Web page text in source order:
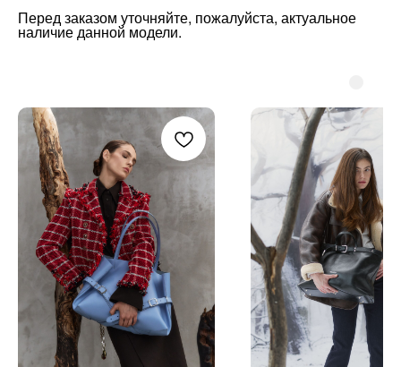
Перед заказом уточняйте, пожалуйста, актуальное
наличие данной модели.